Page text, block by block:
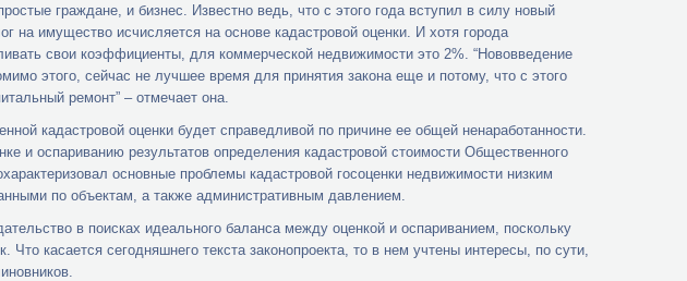
граждане, и бизнес. Известно ведь, что с этого года вступил в силу новый
на имущество исчисляется на основе кадастровой оценки. И хотя города
свои коэффициенты, для коммерческой недвижимости это 2%. “Нововведение
этого, сейчас не лучшее время для принятия закона еще и потому, что с этого
ремонт” – отмечает она.
кадастровой оценки будет справедливой по причине ее общей ненаработанности.
и оспариванию результатов определения кадастровой стоимости Общественного
основные проблемы кадастровой госоценки недвижимости низким
по объектам, а также административным давлением.
в поисках идеального баланса между оценкой и оспариванием, поскольку
касается сегодняшнего текста законопроекта, то в нем учтены интересы, по сути,